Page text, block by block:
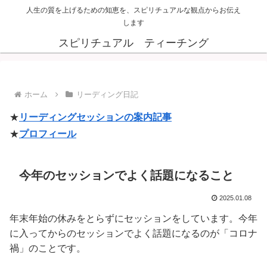
人生の質を上げるための知恵を、スピリチュアルな観点からお伝え
します
スピリチュアル ティーチング
ホーム リーディング日記
★ リーディングセッションの案内記事
★プロフィール
今年のセッションでよく話題になること
2025.01.08
年末年始の休みをとらずにセッションをしています。今年
に入ってからのセッションでよく話題になるのが「コロナ
禍」のことです。